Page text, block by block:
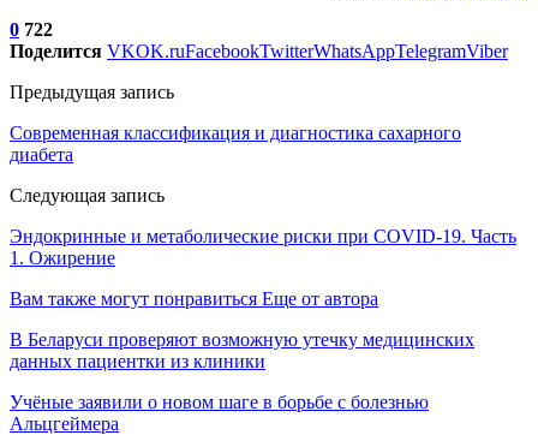
0 722
Поделится VKOK.ruFacebookTwitterWhatsAppTelegramViber
Предыдущая запись
Современная классификация и диагностика сахарного
диабета
Следующая запись
Эндокринные и метаболические риски при COVID-19. Часть
1. Ожирение
Вам также могут понравиться Еще от автора
В Беларуси проверяют возможную утечку медицинских
данных пациентки из клиники
Учёные заявили о новом шаге в борьбе с болезнью
Альцгеймера